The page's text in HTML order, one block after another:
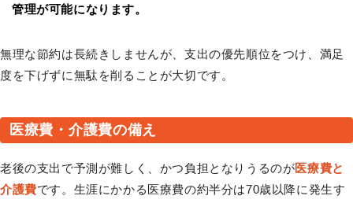
管理が可能になります。
無理な節約は長続きしませんが、支出の優先順位をつけ、満足
度を下げずに無駄を削ることが大切です。
医療費・介護費の備え
老後の支出で予測が難しく、かつ負担となりうるのが医療費と
介護費です。生涯にかかる医療費の約半分は70歳以降に発生す